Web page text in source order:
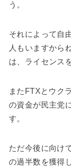
う。
それによって自
人もいますから
は、ライセンス
またFTXとウク
の資金が民主党
す。
ただ今後に向け
の過半数を獲得